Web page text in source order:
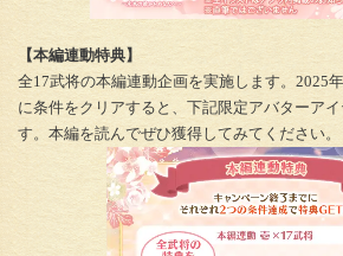
【本編連動特典】
全17武将の本編連動企画を実施します。2025
に条件をクリアすると、下記限定アバターア
す。本編を読んでぜひ獲得してみてください。